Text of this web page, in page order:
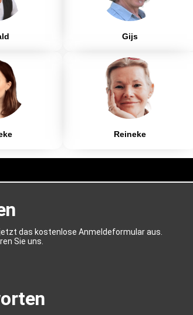
Gijs
Reineke
das kostenlose Anmeldeformular aus.
Sie uns.